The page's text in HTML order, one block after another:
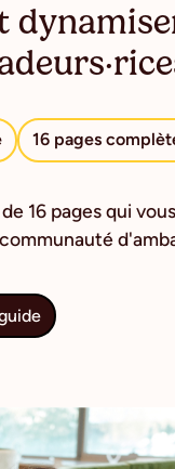
16 pages
16 pages qui